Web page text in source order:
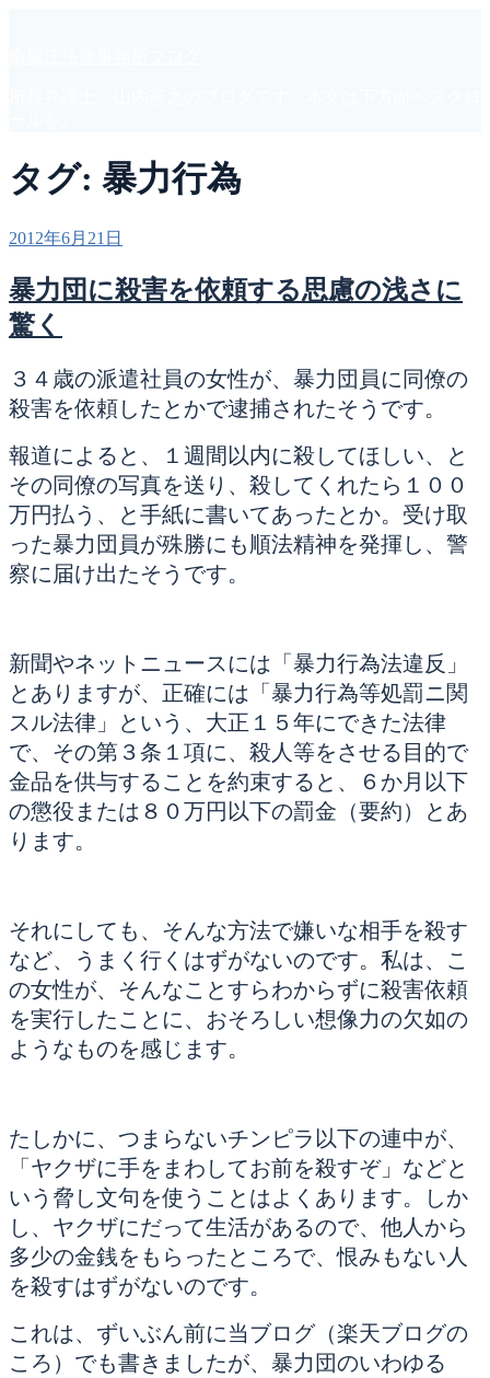
キ
ッ
タグ: 暴力行為
投
日:
2012年6月21日
暴力団に殺害を依頼する思慮の浅さに
驚く
３４歳の派遣社員の女性が、暴力団員に同僚の
殺害を依頼したとかで逮捕されたそうです。
報道によると、１週間以内に殺してほしい、と
その同僚の写真を送り、殺してくれたら１００
万円払う、と手紙に書いてあったとか。受け取
った暴力団員が殊勝にも順法精神を発揮し、警
察に届け出たそうです。
新聞やネットニュースには「暴力行為法違反」
とありますが、正確には「暴力行為等処罰ニ関
スル法律」という、大正１５年にできた法律
で、その第３条１項に、殺人等をさせる目的で
金品を供与することを約束すると、６か月以下
の懲役または８０万円以下の罰金（要約）とあ
ります。
それにしても、そんな方法で嫌いな相手を殺す
など、うまく行くはずがないのです。私は、こ
の女性が、そんなことすらわからずに殺害依頼
を実行したことに、おそろしい想像力の欠如の
ようなものを感じます。
たしかに、つまらないチンピラ以下の連中が、
「ヤクザに手をまわしてお前を殺すぞ」などと
いう脅し文句を使うことはよくあります。しか
し、ヤクザにだって生活があるので、他人から
多少の金銭をもらったところで、恨みもない人
を殺すはずがないのです。
これは、ずいぶん前に当ブログ（楽天ブログの
ころ）でも書きましたが、暴力団のいわゆる